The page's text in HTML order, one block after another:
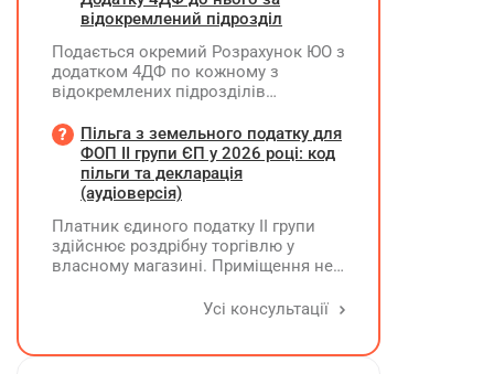
червні 2026 року один з інверторів
підлягає. У липні 2026 року
підприємство придбало новий
інвертор і власними силами
несправного. Як відобразити ці
операції в бухобліку та які
виникають наслідки з ПДВ?
відокремлений підрозділ
Подається окремий Розрахунок ЮО з
додатком 4ДФ по кожному з
відокремлених підрозділів
нараховувати, утримувати і
сплачувати (перераховувати)
податок на доходи фізичних осіб до
бюджету
Пільга з земельного податку для
ФОП ІІ групи ЄП у 2026 році: код
пільги та декларація
(аудіоверсія)
Платник єдиного податку ІІ групи
здійснює роздрібну торгівлю у
власному магазині. Приміщення не
земельну ділянку має як ФОП. Як
Усі консультації